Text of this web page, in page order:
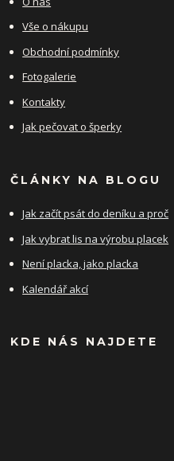
Vše o nákupu
Obchodní podmínky
Fotogalerie
Kontakty
Jak pečovat o šperky
ČLÁNKY NA BLOGU
Jak začít psát do deníku a proč
Jak vybrat lis na výrobu placek
Není placka, jako placka
Kalendář akcí
KDE NÁS NAJDETE